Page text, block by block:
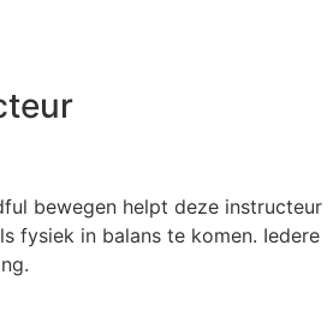
bewegen helpt deze instructeur
fysiek in balans te komen. Iedere